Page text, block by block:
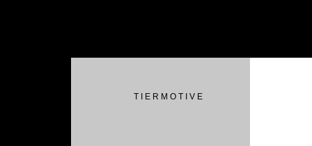
T I E R M O T I V E